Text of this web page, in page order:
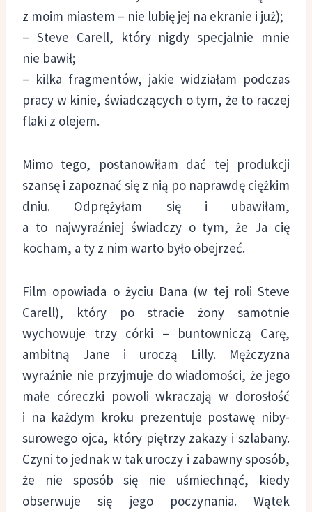
z moim miastem – nie lubię jej na ekranie i już);
– Steve Carell, który nigdy specjalnie mnie
nie bawił;
– kilka fragmentów, jakie widziałam podczas
pracy w kinie, świadczących o tym, że to raczej
flaki z olejem.
Mimo tego, postanowiłam dać tej produkcji
szansę i zapoznać się z nią po naprawdę ciężkim
dniu. Odprężyłam się i ubawiłam,
a to najwyraźniej świadczy o tym, że Ja cię
kocham, a ty z nim warto było obejrzeć.
Film opowiada o życiu Dana (w tej roli Steve
Carell), który po stracie żony samotnie
wychowuje trzy córki – buntowniczą Carę,
ambitną Jane i uroczą Lilly. Mężczyzna
wyraźnie nie przyjmuje do wiadomości, że jego
małe córeczki powoli wkraczają w dorosłość
i na każdym kroku prezentuje postawę niby-
surowego ojca, który piętrzy zakazy i szlabany.
Czyni to jednak w tak uroczy i zabawny sposób,
że nie sposób się nie uśmiechnąć, kiedy
obserwuje się jego poczynania. Wątek